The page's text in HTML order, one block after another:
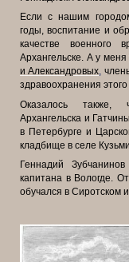
Если с нашим
годы,воспитание и
качестве военного
Архангельске. А у меня
и Александровых,
здравоохранения
Оказалось также,
Архангельска и
в Петербурге и
кладбище в селе
Геннадий
капитана в Вологде.
обучался в Сиротском